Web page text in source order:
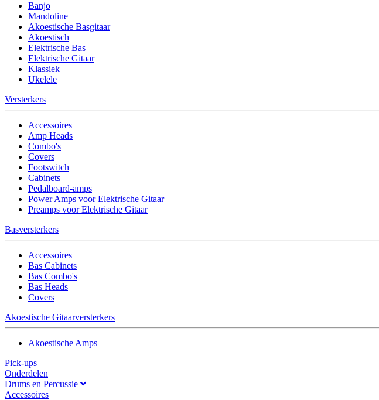
Banjo
Mandoline
Akoestische Basgitaar
Akoestisch
Elektrische Bas
Elektrische Gitaar
Klassiek
Ukelele
Versterkers
Accessoires
Amp Heads
Combo's
Covers
Footswitch
Cabinets
Pedalboard-amps
Power Amps voor Elektrische Gitaar
Preamps voor Elektrische Gitaar
Basversterkers
Accessoires
Bas Cabinets
Bas Combo's
Bas Heads
Covers
Akoestische Gitaarversterkers
Akoestische Amps
Pick-ups
Onderdelen
Drums en Percussie
Accessoires